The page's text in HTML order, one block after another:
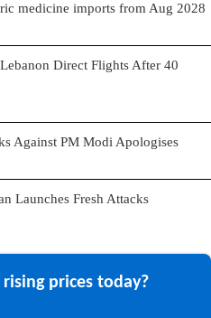
medicine imports from Aug 2028
Direct Flights After 40
Against PM Modi Apologises
Launches Fresh Attacks
prices today?